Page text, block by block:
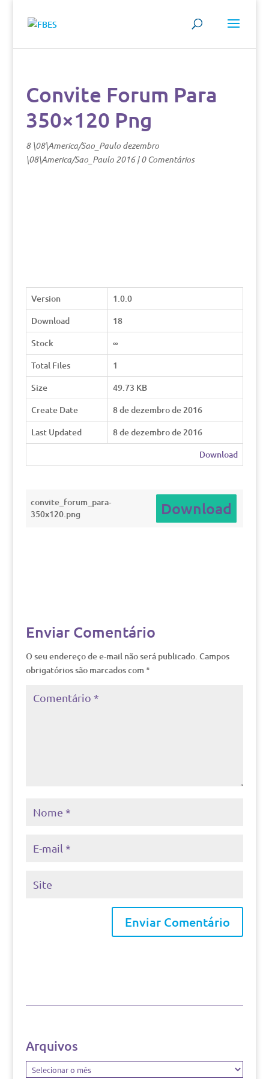
Convite Forum Para
350×120 Png
8 \08\America/Sao_Paulo dezembro
\08\America/Sao_Paulo 2016|0 Comentários
Version
1.0.0
Download
18
Stock
∞
Total Files
1
Size
49.73 KB
Create Date
8 de dezembro de 2016
Last Updated
8 de dezembro de 2016
Download
convite_forum_para-
350x120.png
Download
Enviar Comentário
O seu endereço de e-mail não será publicado. Campos
obrigatórios são marcados com *
Arquivos
Arquivos